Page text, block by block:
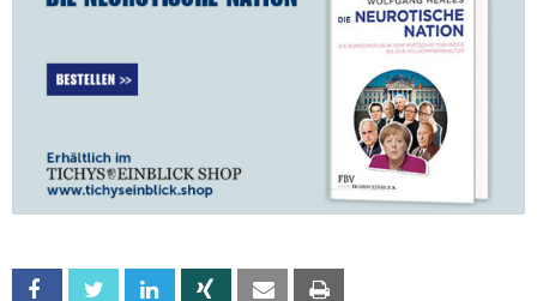
Facebook Twitter Linkedin Xing Email